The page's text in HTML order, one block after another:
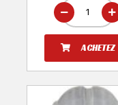
ACHETEZ